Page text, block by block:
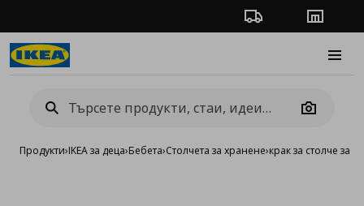
Проследяване на
Camera
Продукти›IKEA за деца›Бебета›Столчета за хранене›крак за столче за